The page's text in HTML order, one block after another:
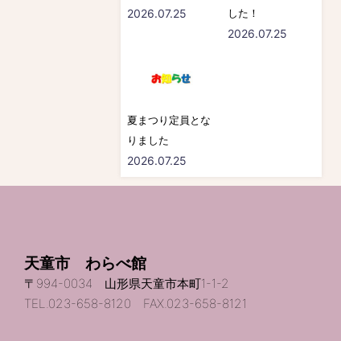
2026.07.25
した！
2026.07.25
夏まつり定員とな
りました
2026.07.25
天童市 わらべ館
〒994-0034 山形県天童市本町1-1-2
TEL.023-658-8120 FAX.023-658-8121